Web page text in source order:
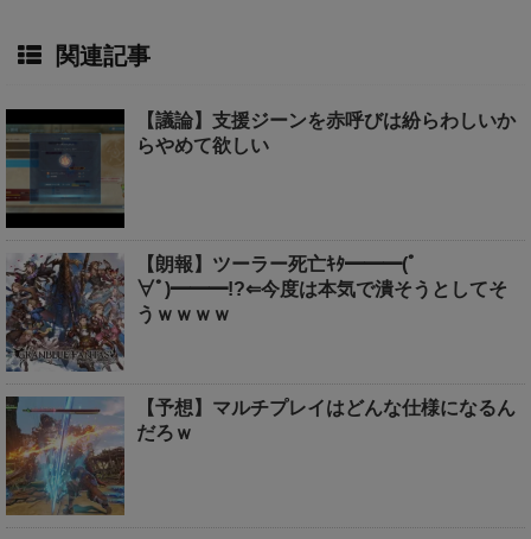
関連記事
【議論】支援ジーンを赤呼びは紛らわしいか
らやめて欲しい
【朗報】ツーラー死亡ｷﾀ━━━(ﾟ
∀ﾟ)━━━!?⇐今度は本気で潰そうとしてそ
うｗｗｗｗ
【予想】マルチプレイはどんな仕様になるん
だろｗ